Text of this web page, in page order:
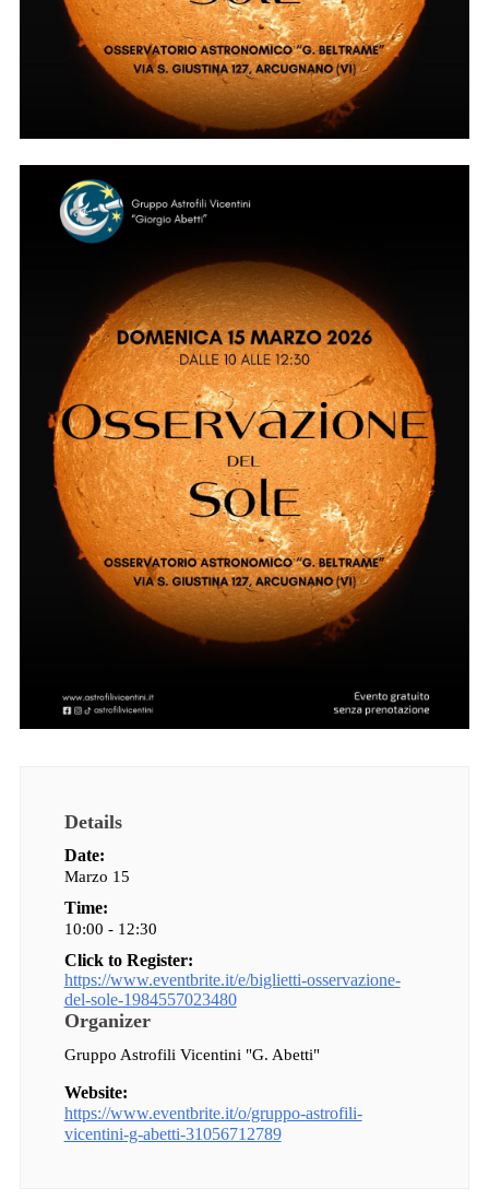
Details
Date:
Marzo 15
Time:
10:00 - 12:30
Click to Register:
https://www.eventbrite.it/e/biglietti-osservazione-
del-sole-1984557023480
Organizer
Gruppo Astrofili Vicentini "G. Abetti"
Website:
https://www.eventbrite.it/o/gruppo-astrofili-
vicentini-g-abetti-31056712789